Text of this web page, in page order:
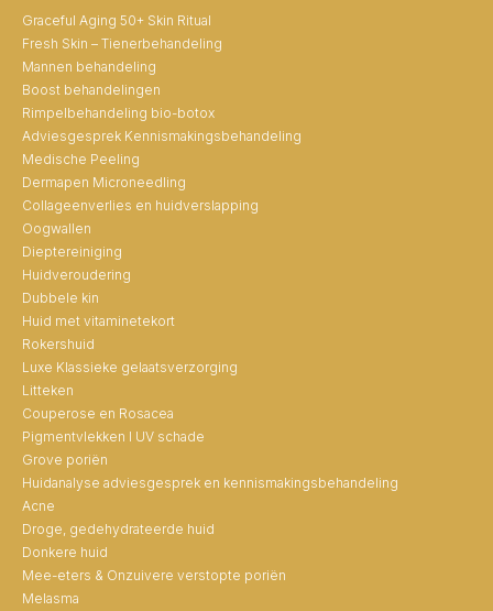
Graceful Aging 50+ Skin Ritual
Fresh Skin – Tienerbehandeling
Mannen behandeling
Boost behandelingen
Rimpelbehandeling bio-botox
Adviesgesprek Kennismakingsbehandeling
Medische Peeling
Dermapen Microneedling
Collageenverlies en huidverslapping
Oogwallen
Dieptereiniging
Huidveroudering
Dubbele kin
Huid met vitaminetekort
Rokershuid
Luxe Klassieke gelaatsverzorging
Litteken
Couperose en Rosacea
Pigmentvlekken I UV schade
Grove poriën
Huidanalyse adviesgesprek en kennismakingsbehandeling
Acne
Droge, gedehydrateerde huid
Donkere huid
Mee-eters & Onzuivere verstopte poriën
Melasma